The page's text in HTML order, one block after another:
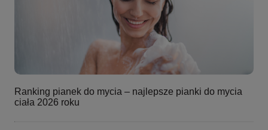
Ranking pianek do mycia – najlepsze pianki do mycia
ciała 2026 roku